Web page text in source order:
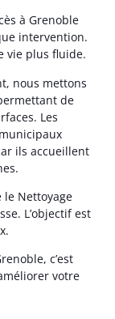
à Grenoble
intervention.
vie plus fluide.
nous mettons
de
Les
ils accueillent
le Nettoyage
L’objectif est
c’est
votre